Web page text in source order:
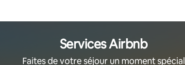
Services Airbnb
Faites de votre séjour un moment spécial